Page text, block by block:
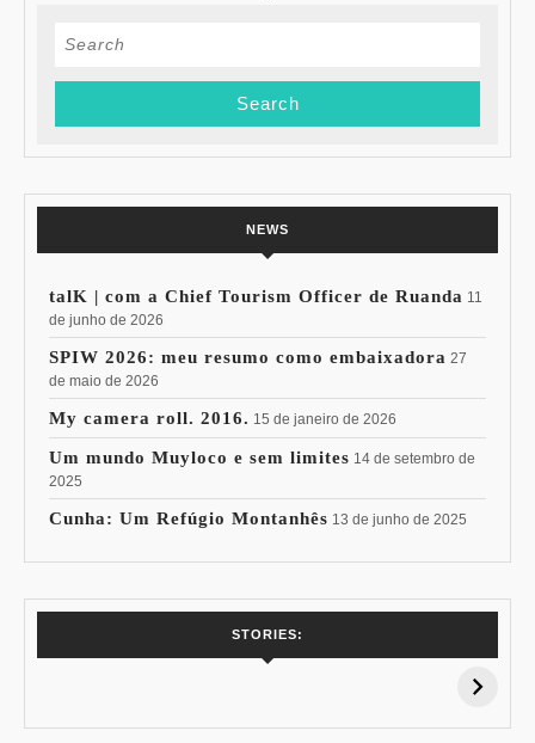
Search
NEWS
talK | com a Chief Tourism Officer de Ruanda 11
de junho de 2026
SPIW 2026: meu resumo como embaixadora 27
de maio de 2026
My camera roll. 2016. 15 de janeiro de 2026
Um mundo Muyloco e sem limites 14 de setembro de
2025
Cunha: Um Refúgio Montanhês 13 de junho de 2025
STORIES:
15% de
Pessoal: Os